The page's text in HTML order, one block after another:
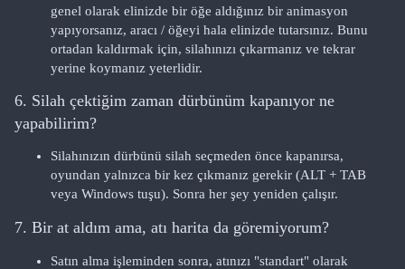
genel olarak elinizde bir öğe aldığınız bir animasyon
yapıyorsanız, aracı / öğeyi hala elinizde tutarsınız. Bunu
ortadan kaldırmak için, silahınızı çıkarmanız ve tekrar
yerine koymanız yeterlidir.
6. Silah çektiğim zaman dürbünüm kapanıyor ne
yapabilirim?
Silahınızın dürbünü silah seçmeden önce kapanırsa,
oyundan yalnızca bir kez çıkmanız gerekir (ALT + TAB
veya Windows tuşu). Sonra her şey yeniden çalışır.
7. Bir at aldım ama, atı harita da göremiyorum?
Satın alma işleminden sonra, atınızı "standart" olarak